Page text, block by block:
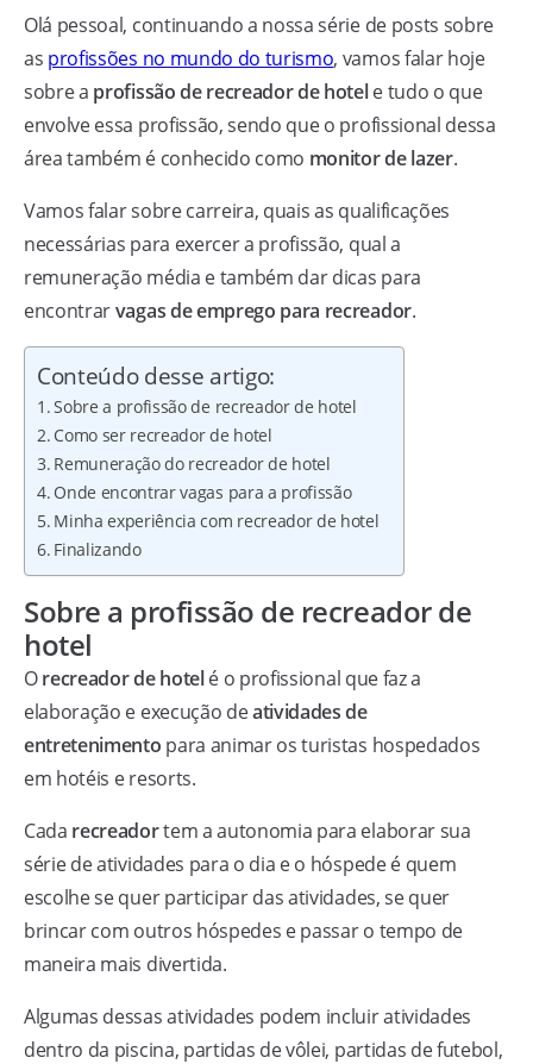
Olá pessoal, continuando a nossa série de posts sobre
as profissões no mundo do turismo, vamos falar hoje
sobre a profissão de recreador de hotele tudo o que
envolve essa profissão, sendo que o profissional dessa
área também é conhecido como monitor de lazer.
Vamos falar sobre carreira, quais as qualificações
necessárias para exercer a profissão, qual a
remuneração média e também dar dicas para
encontrarvagas de emprego para recreador.
Conteúdo desse artigo:
Sobre a profissão de recreador de hotel
Como ser recreador de hotel
Remuneração do recreador de hotel
Onde encontrar vagas para a profissão
Minha experiência com recreador de hotel
Finalizando
Sobre a profissão de recreador de
hotel
Orecreador de hotelé o profissional que faz a
elaboração e execução deatividades de
entretenimento para animar os turistas hospedados
em hotéis e resorts.
Cada recreadortem a autonomia para elaborar sua
série de atividades para o dia e o hóspede é quem
escolhe se quer participar das atividades, se quer
brincar com outros hóspedes e passar o tempo de
maneira mais divertida.
Algumas dessas atividades podem incluir atividades
dentro da piscina, partidas de vôlei, partidas de futebol,